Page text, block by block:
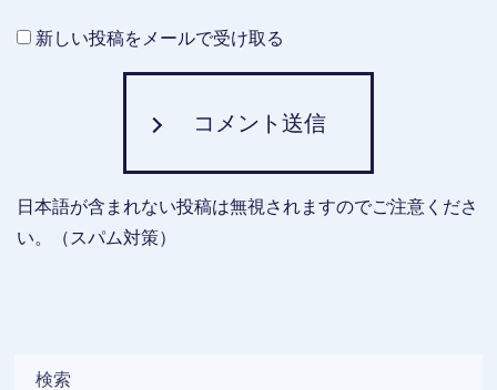
新しい投稿をメールで受け取る
コメント送信
日本語が含まれない投稿は無視されますのでご注意くださ
い。（スパム対策）
検索